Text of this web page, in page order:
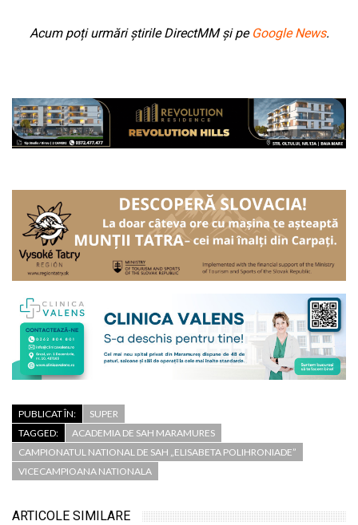
Acum poți urmări știrile DirectMM și pe Google News.
PUBLICAT ÎN:
SUPER
TAGGED:
ACADEMIA DE SAH MARAMURES
CAMPIONATUL NATIONAL DE SAH „ELISABETA POLIHRONIADE”
VICECAMPIOANA NATIONALA
ARTICOLE SIMILARE